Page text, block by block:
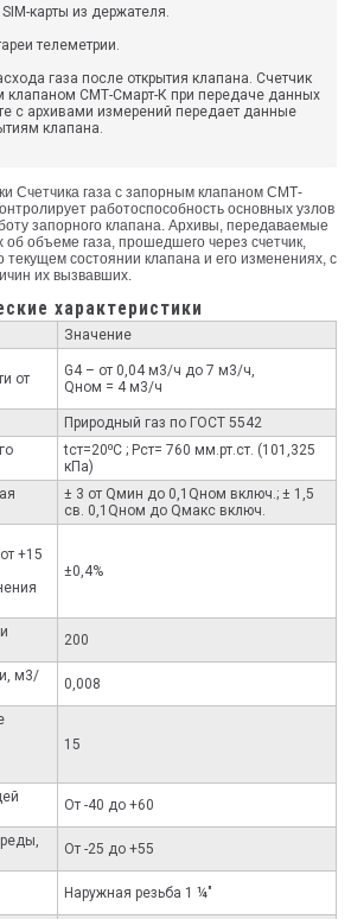
карты из держателя.
телеметрии.
газа после открытия клапана. Счетчик
клапаном СМТ-Смарт-К при передаче данных
с архивами измерений передает данные
клапана.
Счетчика газа с запорным клапаном СМТ-
работоспособность основных узлов
запорного клапана. Архивы, передаваемые
объеме газа, прошедшего через счетчик,
состоянии клапана и его изменениях, с
их вызвавших.
характеристики
Значение
от
G4 – от 0,04 м3/ч до 7 м3/ч,
Qном = 4 м3/ч
Природный газ по ГОСТ 5542
tст=20⁰С ; Pст= 760 мм.рт.ст. (101,325
кПа)
± 3 от Qмин до 0,1Qном включ.; ± 1,5
св. 0,1Qном до Qмакс включ.
+15
±0,4%
200
м3/
0,008
15
От -40 до +60
От -25 до +55
Наружная резьба 1 ¼″